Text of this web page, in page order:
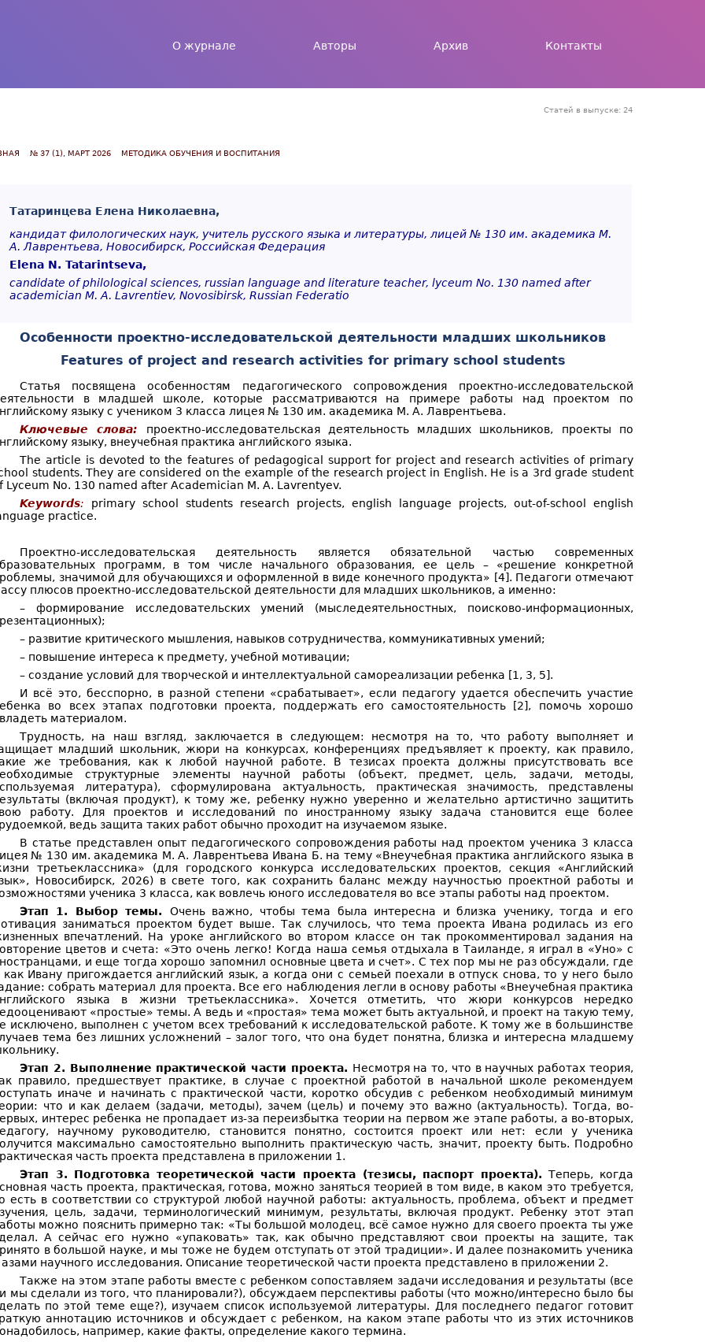
О журнале Авторы Архив Контакты
Статей в выпуске: 24
№ 37 (1), МАРТ 2026 МЕТОДИКА ОБУЧЕНИЯ И ВОСПИТАНИЯ
Татаринцева Елена Николаевна,
кандидат филологических наук, учитель русского языка и литературы, лицей № 130 им. академика М.
А. Лаврентьева, Новосибирск, Российская Федерация
Elena N. Tatarintseva,
candidate of philological sciences, russian language and literature teacher, lyceum No. 130 named after
academician M. A. Lavrentiev, Novosibirsk, Russian Federatio
Особенности проектно-исследовательской деятельности младших школьников
Features of project and research activities for primary school students
Статья посвящена особенностям педагогического сопровождения проектно-исследовательской
в младшей школе, которые рассматриваются на примере работы над проектом по
языку с учеником 3 класса лицея № 130 им. академика М. А. Лаврентьева.
Ключевые слова:
проектно-исследовательская деятельность младших школьников, проекты по
языку, внеучебная практика английского языка.
The article is devoted to the features of pedagogical support for project and research activities of primary
students. They are considered on the example of the research project in English. He is a 3rd grade student
Lyceum No. 130 named after Academician M. A. Lavrentyev.
Keywords: primary school students research projects, english language projects, out-of-school english
practice.
Проектно-исследовательская деятельность является обязательной частью современных
программ, в том числе начального образования, ее цель – «решение конкретной
значимой для обучающихся и оформленной в виде конечного продукта» [4]. Педагоги отмечают
плюсов проектно-исследовательской деятельности для младших школьников, а именно:
– формирование исследовательских умений (мыследеятельностных, поисково-информационных,
– развитие критического мышления, навыков сотрудничества, коммуникативных умений;
– повышение интереса к предмету, учебной мотивации;
– создание условий для творческой и интеллектуальной самореализации ребенка [1, 3, 5].
И всё это, бесспорно, в разной степени «срабатывает», если педагогу удается обеспечить участие
во всех этапах подготовки проекта, поддержать его самостоятельность [2], помочь хорошо
материалом.
Трудность, на наш взгляд, заключается в следующем: несмотря на то, что работу выполняет и
младший школьник, жюри на конкурсах, конференциях предъявляет к проекту, как правило,
же требования, как к любой научной работе. В тезисах проекта должны присутствовать все
структурные элементы научной работы (объект, предмет, цель, задачи, методы,
литература), сформулирована актуальность, практическая значимость, представлены
(включая продукт), к тому же, ребенку нужно уверенно и желательно артистично защитить
работу. Для проектов и исследований по иностранному языку задача становится еще более
ведь защита таких работ обычно проходит на изучаемом языке.
В статье представлен опыт педагогического сопровождения работы над проектом ученика 3 класса
№ 130 им. академика М. А. Лаврентьева Ивана Б. на тему «Внеучебная практика английского языка в
третьеклассника» (для городского конкурса исследовательских проектов, секция «Английский
Новосибирск, 2026) в свете того, как сохранить баланс между научностью проектной работы и
ученика 3 класса, как вовлечь юного исследователя во все этапы работы над проектом.
Этап 1. Выбор темы. Очень важно, чтобы тема была интересна и близка ученику, тогда и его
заниматься проектом будет выше. Так случилось, что тема проекта Ивана родилась из его
впечатлений. На уроке английского во втором классе он так прокомментировал задания на
цветов и счета: «Это очень легко! Когда наша семья отдыхала в Таиланде, я играл в «Уно» с
и еще тогда хорошо запомнил основные цвета и счет». С тех пор мы не раз обсуждали, где
как Ивану пригождается английский язык, а когда они с семьей поехали в отпуск снова, то у него было
собрать материал для проекта. Все его наблюдения легли в основу работы «Внеучебная практика
языка в жизни третьеклассника». Хочется отметить, что жюри конкурсов нередко
«простые» темы. А ведь и «простая» тема может быть актуальной, и проект на такую тему,
исключено, выполнен с учетом всех требований к исследовательской работе. К тому же в большинстве
тема без лишних усложнений – залог того, что она будет понятна, близка и интересна младшему
Этап 2. Выполнение практической части проекта. Несмотря на то, что в научных работах теория,
правило, предшествует практике, в случае с проектной работой в начальной школе рекомендуем
иначе и начинать с практической части, коротко обсудив с ребенком необходимый минимум
что и как делаем (задачи, методы), зачем (цель) и почему это важно (актуальность). Тогда, во-
интерес ребенка не пропадает из-за переизбытка теории на первом же этапе работы, а во-вторых,
научному руководителю, становится понятно, состоится проект или нет: если у ученика
максимально самостоятельно выполнить практическую часть, значит, проекту быть. Подробно
часть проекта представлена в приложении 1.
Этап 3. Подготовка теоретической части проекта (тезисы, паспорт проекта).Теперь, когда
часть проекта, практическая, готова, можно заняться теорией в том виде, в каком это требуется,
есть в соответствии со структурой любой научной работы: актуальность, проблема, объект и предмет
цель, задачи, терминологический минимум, результаты, включая продукт. Ребенку этот этап
можно пояснить примерно так: «Ты большой молодец, всё самое нужно для своего проекта ты уже
А сейчас его нужно «упаковать» так, как обычно представляют свои проекты на защите, так
в большой науке, и мы тоже не будем отступать от этой традиции». И далее познакомить ученика
азами научного исследования. Описание теоретической части проекта представлено в приложении 2.
Также на этом этапе работы вместе с ребенком сопоставляем задачи исследования и результаты (все
мы сделали из того, что планировали?), обсуждаем перспективы работы (что можно/интересно было бы
по этой теме еще?), изучаем список используемой литературы. Для последнего педагог готовит
аннотацию источников и обсуждает с ребенком, на каком этапе работы что из этих источников
например, какие факты, определение какого термина.